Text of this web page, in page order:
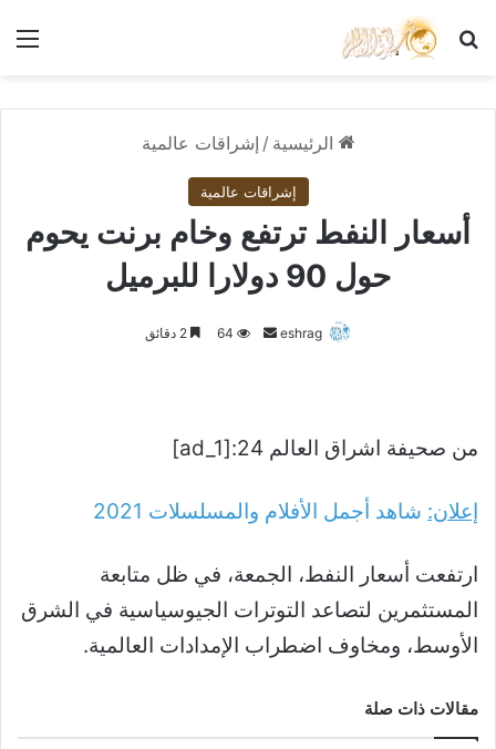
بحث عن
الرئيسية / إشراقات عالمية
إشراقات عالمية
أسعار النفط ترتفع وخام برنت يحوم
حول 90 دولارا للبرميل
eshrag
أرسل 64
من صحيفة اشراق العالم 24:[ad_1]
إعلان: شاهد أجمل الأفلام والمسلسلات 2021
ارتفعت أسعار النفط، الجمعة، في ظل متابعة
المستثمرين لتصاعد التوترات الجيوسياسية في الشرق
الأوسط، ومخاوف اضطراب الإمدادات العالمية.
مقالات ذات صلة